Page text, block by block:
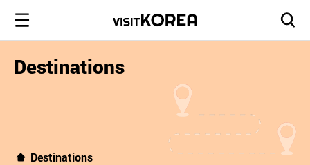
Destinations
Destinations